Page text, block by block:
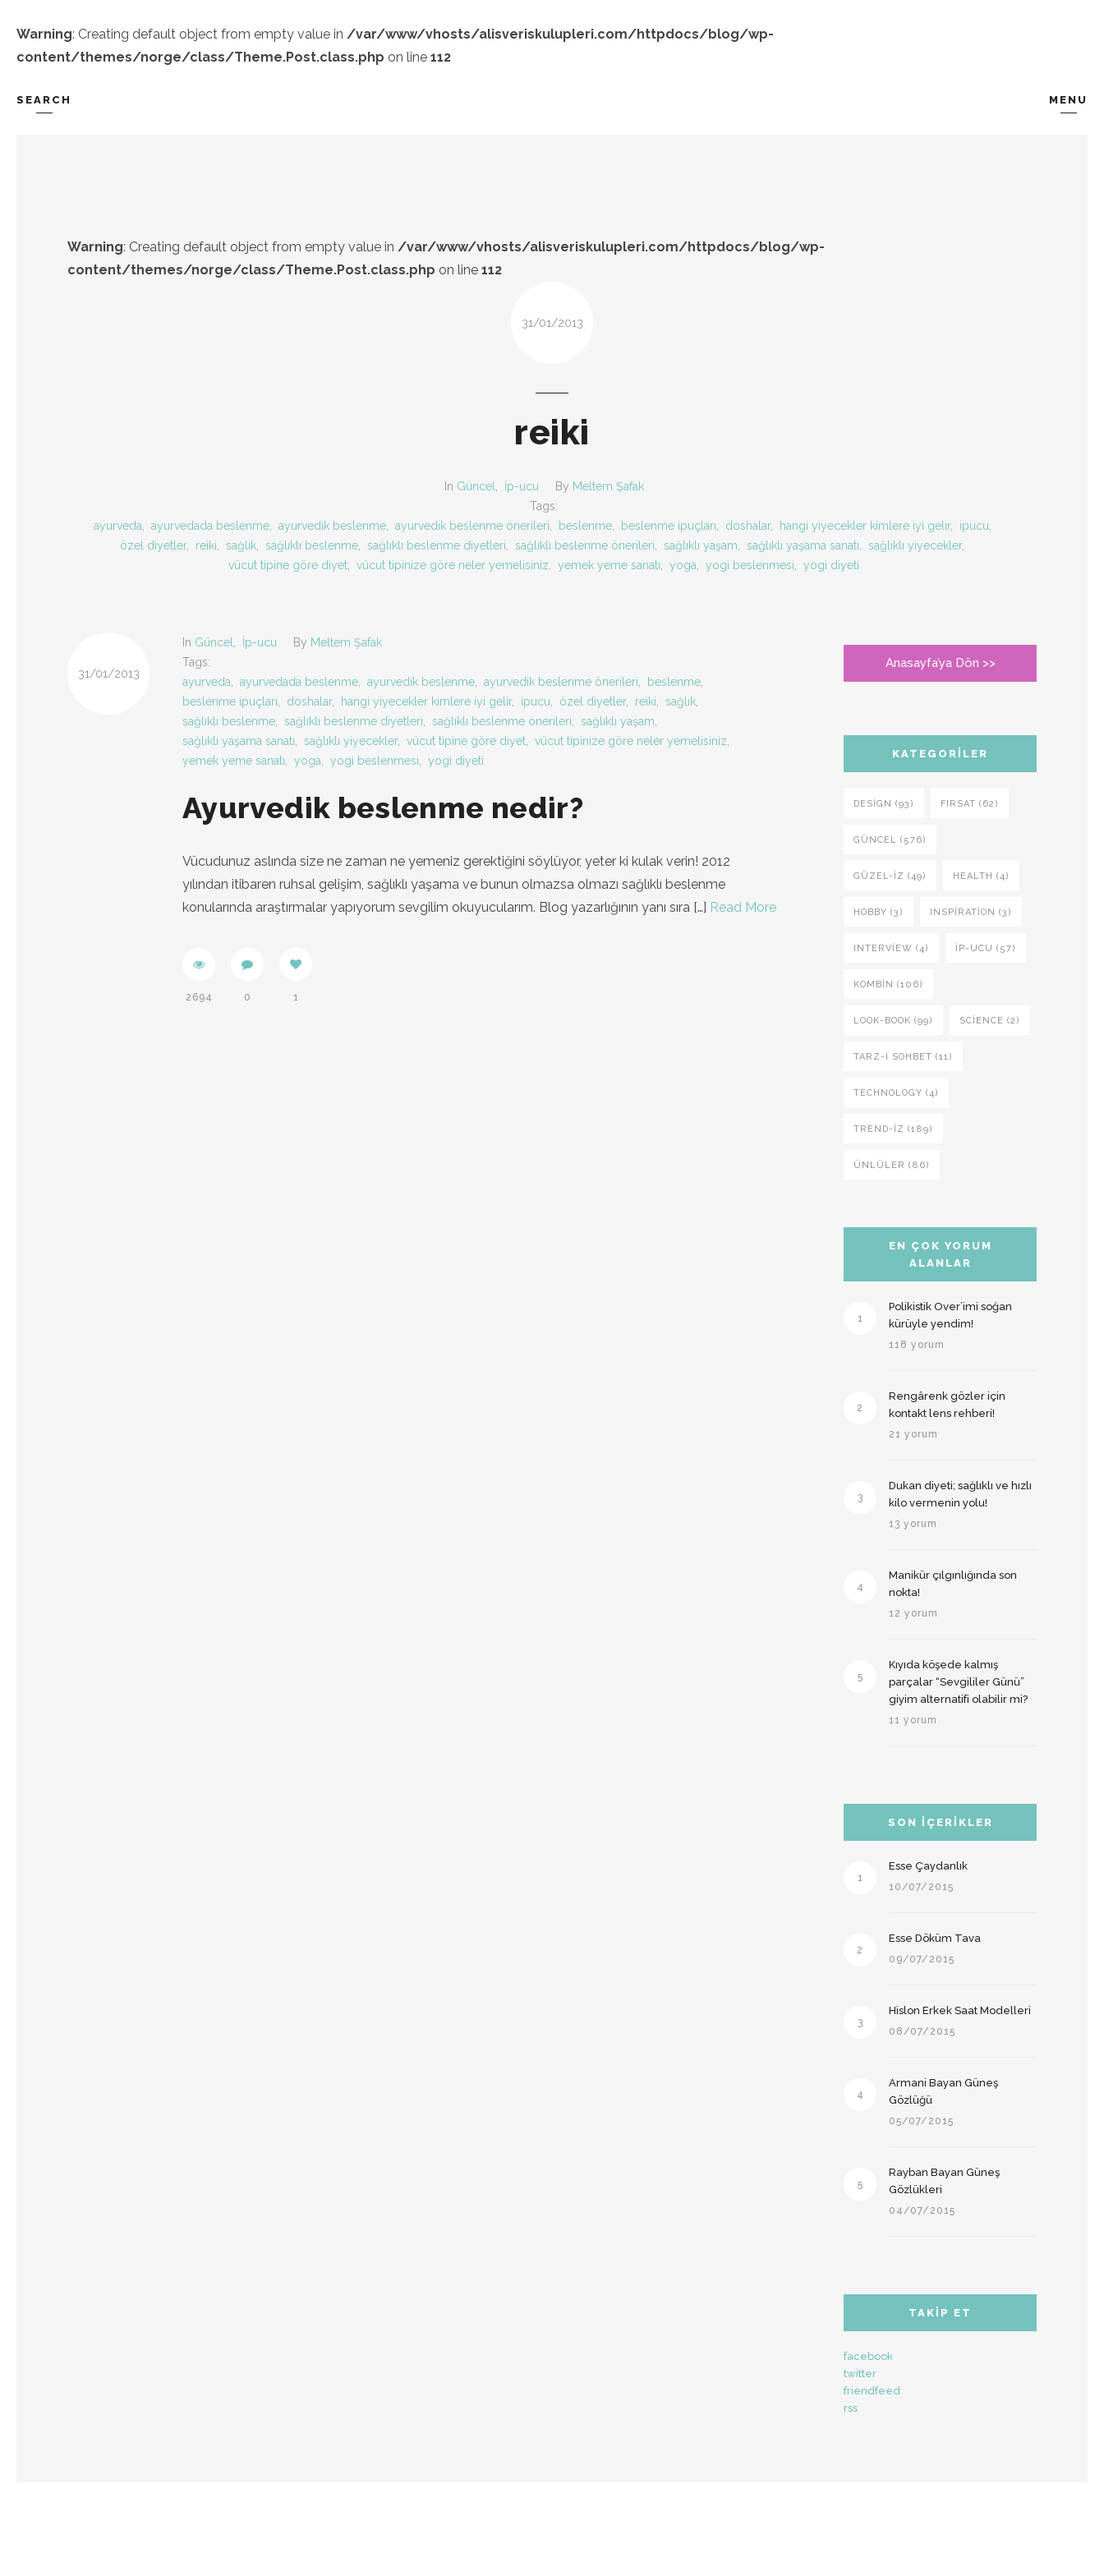
Warning: Creating default object from empty value in /var/www/vhosts/alisveriskulupleri.com/httpdocs/blog/wp-
content/themes/norge/class/Theme.Post.class.php on line 112
SEARCH MENU
Warning: Creating default object from empty value in /var/www/vhosts/alisveriskulupleri.com/httpdocs/blog/wp-
content/themes/norge/class/Theme.Post.class.php on line 112
31/01/2013
reiki
In Güncel İp-ucu By Meltem Şafak
Tags:
ayurveda
ayurvedada beslenme, ayurvedik beslenme, ayurvedik beslenme önerileri beslenme, beslenme ipuçları doshalar, hangi yiyecekler kimlere iyi gelir, ipucu
özel diyetler, reiki sağlık sağlıklı beslenme sağlıklı beslenme diyetleri sağlıklı beslenme önerileri sağlıklı yaşam sağlıklı yaşama sanatı sağlıklı yiyecekler,
vücut tipine göre diyet
vücut tipinize göre neler yemelisiniz yemek yeme sanatı yoga yogi beslenmesi yogi diyeti
31/01/2013
In Güncel İp-ucu By Meltem Şafak
Tags:
ayurveda
ayurvedada beslenme ayurvedik beslenme ayurvedik beslenme önerileri beslenme
beslenme ipuçları
doshalar, hangi yiyecekler kimlere iyi gelir, ipucu özel diyetler, reiki sağlık
sağlıklı beslenme
sağlıklı beslenme diyetleri sağlıklı beslenme önerileri sağlıklı yaşam
sağlıklı yaşama sanatı
sağlıklı yiyecekler, vücut tipine göre diyet vücut tipinize göre neler yemelisiniz
yemek yeme sanatı
yoga yogi beslenmesi yogi diyeti
Ayurvedik beslenme nedir?
Vücudunuz aslında size ne zaman ne yemeniz gerektiğini söylüyor, yeter ki kulak verin! 2012
yılından itibaren ruhsal gelişim, sağlıklı yaşama ve bunun olmazsa olmazı sağlıklı beslenme
konularında araştırmalar yapıyorum sevgilim okuyucularım. Blog yazarlığının yanı sıra […] Read More
2694 0 1
Anasayfa’ya Dön >>
KATEGORILER
DESIGN (93) FIRSAT (62)
GÜNCEL (576)
GÜZEL-IZ (49) HEALTH (4)
HOBBY (3) INSPIRATION (3)
INTERVIEW (4) İP-UCU (57)
KOMBIN (106)
LOOK-BOOK (99) SCIENCE (2)
TARZ-I SOHBET (11)
TECHNOLOGY (4)
TREND-IZ (189)
ÜNLÜLER (86)
EN ÇOK YORUM
ALANLAR
1
Polikistik Over’imi soğan
kürüyle yendim!
118 yorum
2
Rengârenk gözler için
kontakt lens rehberi!
21 yorum
3
Dukan diyeti; sağlıklı ve hızlı
kilo vermenin yolu!
13 yorum
4
Manikür çılgınlığında son
nokta!
12 yorum
5
Kıyıda köşede kalmış
parçalar “Sevgililer Günü”
giyim alternatifi olabilir mi?
11 yorum
SON İÇERIKLER
1
Esse Çaydanlık
10/07/2015
2
Esse Döküm Tava
09/07/2015
3
Hislon Erkek Saat Modelleri
08/07/2015
4
Armani Bayan Güneş
Gözlüğü
05/07/2015
5
Rayban Bayan Güneş
Gözlükleri
04/07/2015
TAKIP ET
facebook
twitter
friendfeed
rss